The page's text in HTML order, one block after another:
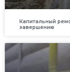
Капитальный
завершению